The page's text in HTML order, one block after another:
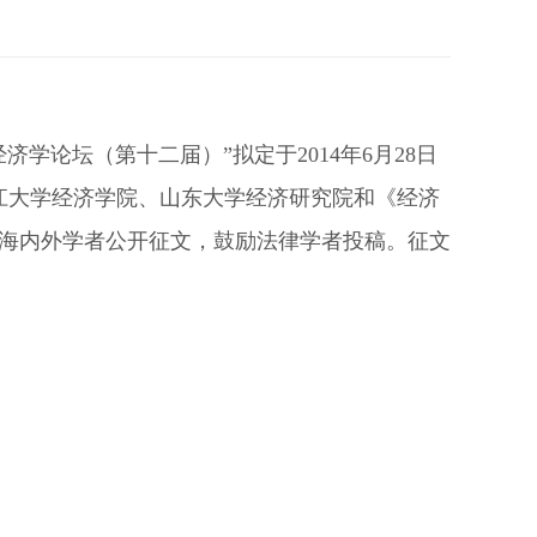
学论坛（第十二届）”拟定于2014年6月28日
学经济学院、山东大学经济研究院和《经济
内外学者公开征文，鼓励法律学者投稿。征文